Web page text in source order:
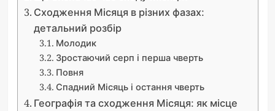
Сходження Місяця в різних фазах:
детальний розбір
Молодик
Зростаючий серп і перша чверть
Повня
Спадний Місяць і остання чверть
Географія та сходження Місяця: як місце